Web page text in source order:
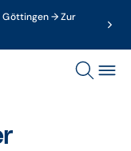
Göttingen → Zur